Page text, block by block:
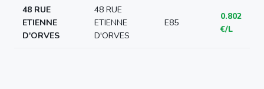
48 RUE
ETIENNE
D'ORVES
48 RUE
ETIENNE
D'ORVES
E85
0.802
€/L